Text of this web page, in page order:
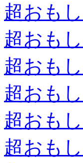
超おも
超おも
超おも
超おも
超おも
超おも